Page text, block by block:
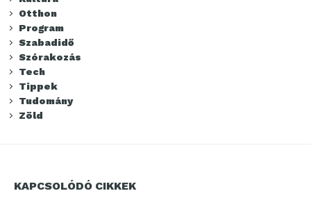
Otthon
Program
Szabadidő
Szórakozás
Tech
Tippek
Tudomány
Zöld
KAPCSOLÓDÓ CIKKEK